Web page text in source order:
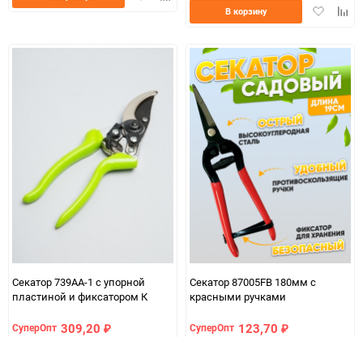
сравнению
Добавить
В корзину
Секатор 739АА-1 с упорной
пластиной и фиксатором К
СуперОпт 309,20 ₽
Секатор 87005FB 180мм с
красными ручками
СуперОпт 123,70 ₽